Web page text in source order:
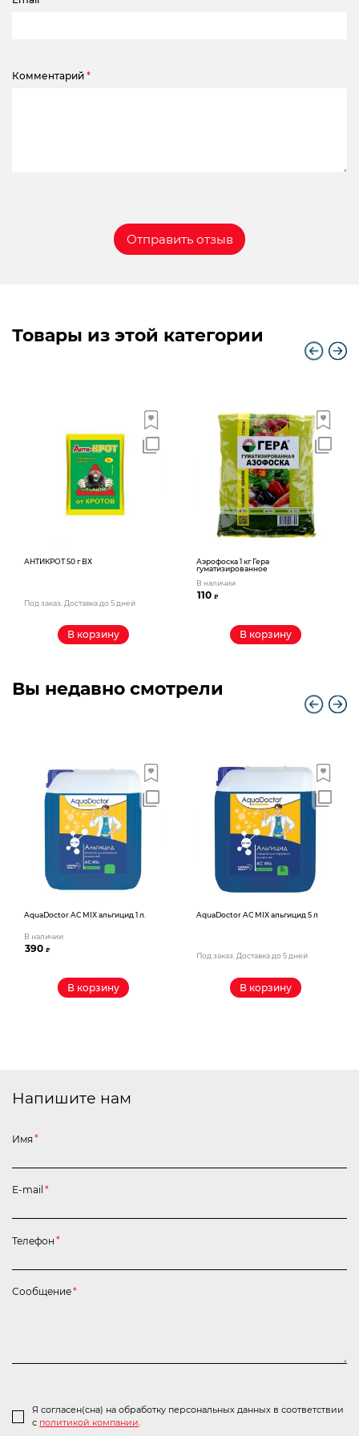
Комментарий *
Товары из этой категории
АНТИКРОТ 50 г ВХ
Под заказ. Доставка до 5 дней
В корзину
Аэрофоска 1 кг Гера
гуматизированное
В наличии
110₽
В корзину
Вы недавно смотрели
AquaDoctor AС MIX альгицид 1 л.
В наличии
390₽
В корзину
AquaDoctor AС MIX альгицид 5 л
Под заказ. Доставка до 5 дней
В корзину
Напишите нам
Имя *
E-mail *
Я согласен(сна) на обработку персональных данных в соответствии
с политикой компании.
Телефон *
Сообщение*